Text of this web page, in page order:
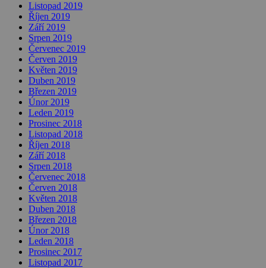
Listopad 2019
Říjen 2019
Září 2019
Srpen 2019
Červenec 2019
Červen 2019
Květen 2019
Duben 2019
Březen 2019
Únor 2019
Leden 2019
Prosinec 2018
Listopad 2018
Říjen 2018
Září 2018
Srpen 2018
Červenec 2018
Červen 2018
Květen 2018
Duben 2018
Březen 2018
Únor 2018
Leden 2018
Prosinec 2017
Listopad 2017